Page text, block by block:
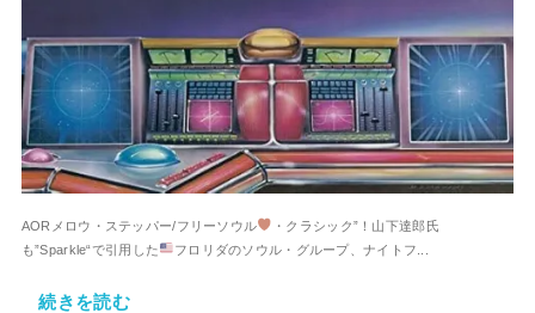
AORメロウ・ステッパー/フリーソウル
・クラシック”！山下達郎氏
も”Sparkle“で引用した
フロリダのソウル・グループ、ナイトフ...
続きを読む